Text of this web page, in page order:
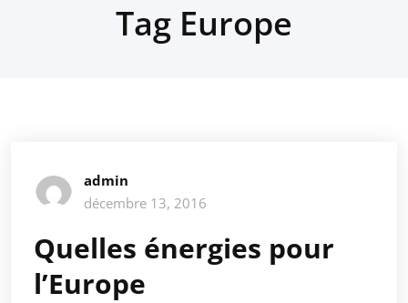
Tag Europe
admin
décembre 13, 2016
Quelles énergies pour
l’Europe